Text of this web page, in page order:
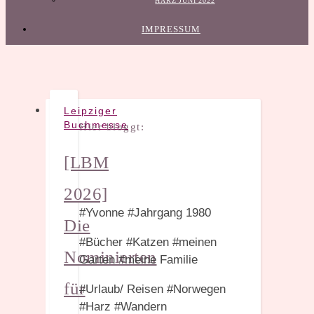
IMPRESSUM
Leipziger
Buchmesse
[LBM
2026]
Die
Nominierten
für
Hier bloggt:
#Yvonne #Jahrgang 1980
#Bücher #Katzen #meinen
Garten #meine Familie
#Urlaub/ Reisen #Norwegen
#Harz #Wandern